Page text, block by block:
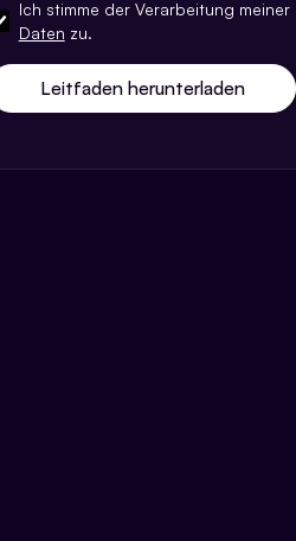
Ich stimme der Verarbeitung meiner
Daten zu.